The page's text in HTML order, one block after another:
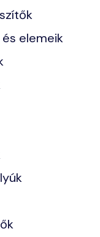
elemeik